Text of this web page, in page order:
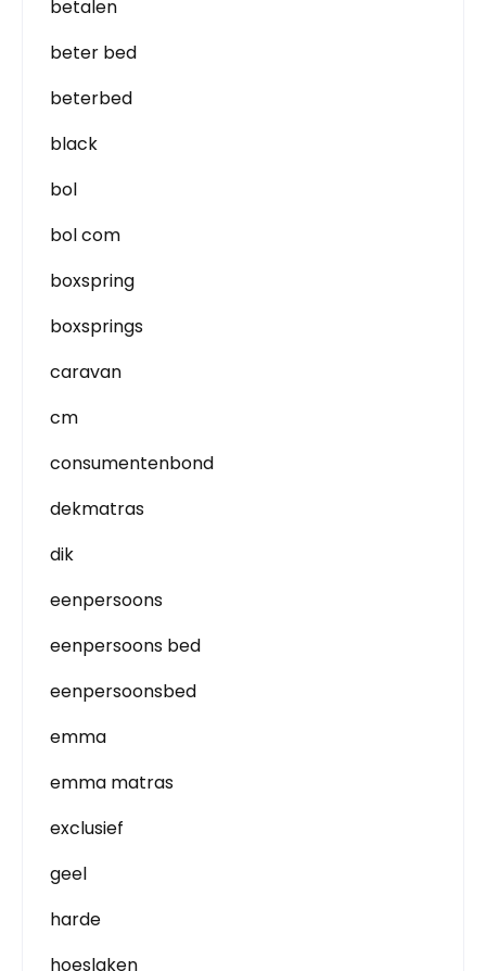
betalen
beter bed
beterbed
black
bol
bol com
boxspring
boxsprings
caravan
cm
consumentenbond
dekmatras
dik
eenpersoons
eenpersoons bed
eenpersoonsbed
emma
emma matras
exclusief
geel
harde
hoeslaken